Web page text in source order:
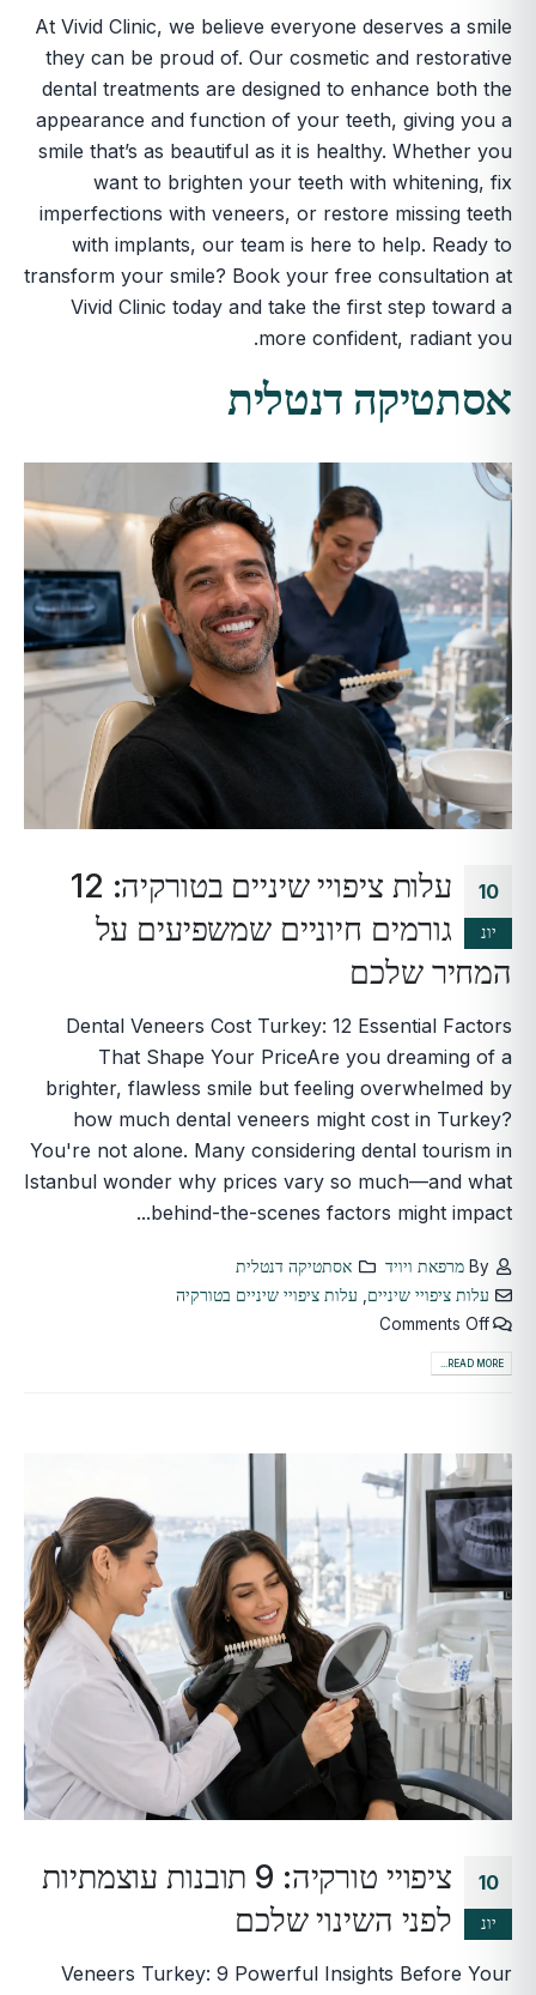
At Vivid Clinic, we believe everyone deserves a smile
they can be proud of. Our cosmetic and restorative
dental treatments are designed to enhance both the
appearance and function of your teeth, giving you a
smile that’s as beautiful as it is healthy. Whether you
want to brighten your teeth with whitening, fix
imperfections with veneers, or restore missing teeth
with implants, our team is here to help. Ready to
transform your smile? Book your free consultation at
Vivid Clinic today and take the first step toward a
more confident, radiant you.
אסתטיקה דנטלית
10
יונ
עלות ציפויי שיניים בטורקיה: 12
גורמים חיוניים שמשפיעים על
המחיר שלכם
Dental Veneers Cost Turkey: 12 Essential Factors
That Shape Your PriceAre you dreaming of a
brighter, flawless smile but feeling overwhelmed by
how much dental veneers might cost in Turkey?
You're not alone. Many considering dental tourism in
Istanbul wonder why prices vary so much—and what
behind-the-scenes factors might impact...
By מרפאת ויויד
אסתטיקה דנטלית
עלות ציפויי שיניים
עלות ציפויי שיניים בטורקיה
Comments Off
READ MORE...
10
יונ
ציפויי טורקיה: 9 תובנות עוצמתיות
לפני השינוי שלכם
Veneers Turkey: 9 Powerful Insights Before Your